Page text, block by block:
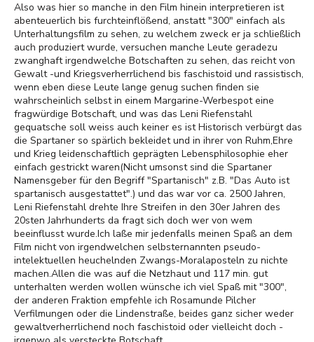
Also was hier so manche in den Film hinein interpretieren ist
abenteuerlich bis furchteinflößend, anstatt "300" einfach als
Unterhaltungsfilm zu sehen, zu welchem zweck er ja schließlich
auch produziert wurde, versuchen manche Leute geradezu
zwanghaft irgendwelche Botschaften zu sehen, das reicht von
Gewalt -und Kriegsverherrlichend bis faschistoid und rassistisch,
wenn eben diese Leute lange genug suchen finden sie
wahrscheinlich selbst in einem Margarine-Werbespot eine
fragwürdige Botschaft, und was das Leni Riefenstahl
gequatsche soll weiss auch keiner es ist Historisch verbürgt das
die Spartaner so spärlich bekleidet und in ihrer von Ruhm,Ehre
und Krieg leidenschaftlich geprägten Lebensphilosophie eher
einfach gestrickt waren(Nicht umsonst sind die Spartaner
Namensgeber für den Begriff "Spartanisch" z.B. "Das Auto ist
spartanisch ausgestattet".) und das war vor ca. 2500 Jahren,
Leni Riefenstahl drehte Ihre Streifen in den 30er Jahren des
20sten Jahrhunderts da fragt sich doch wer von wem
beeinflusst wurde.Ich laße mir jedenfalls meinen Spaß an dem
Film nicht von irgendwelchen selbsternannten pseudo-
intelektuellen heuchelnden Zwangs-Moralaposteln zu nichte
machen.Allen die was auf die Netzhaut und 117 min. gut
unterhalten werden wollen wünsche ich viel Spaß mit "300",
der anderen Fraktion empfehle ich Rosamunde Pilcher
Verfilmungen oder die Lindenstraße, beides ganz sicher weder
gewaltverherrlichend noch faschistoid oder vielleicht doch -